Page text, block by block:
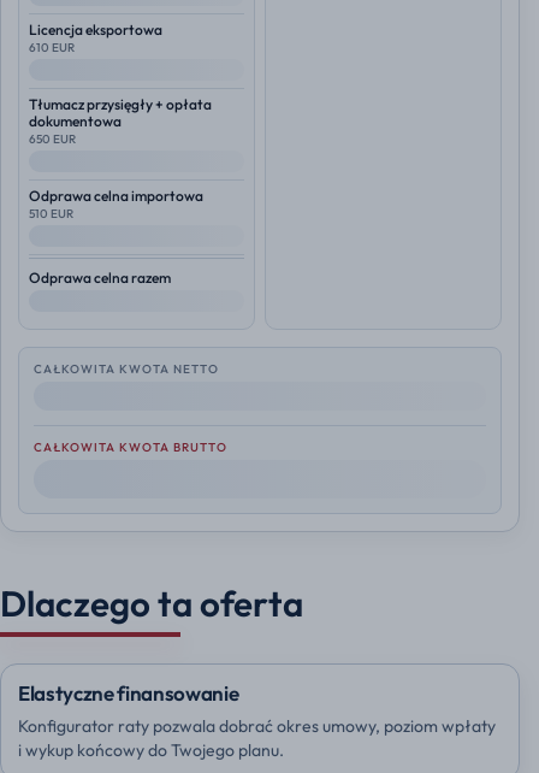
Licencja eksportowa
610 EUR
Tłumacz przysięgły + opłata
dokumentowa
650 EUR
Odprawa celna importowa
510 EUR
Odprawa celna razem
CAŁKOWITA KWOTA NETTO
CAŁKOWITA KWOTA BRUTTO
Dlaczego ta oferta
Elastyczne finansowanie
Konfigurator raty pozwala dobrać okres umowy, poziom wpłaty
i wykup końcowy do Twojego planu.